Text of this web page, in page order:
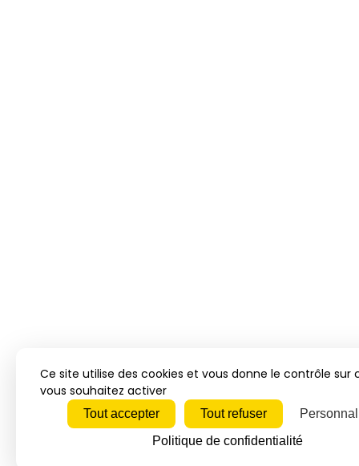
Ce site utilise des cookies et vous donne le contrôle sur
vous souhaitez activer
Tout accepter Tout refuser
Politique de confidentialité